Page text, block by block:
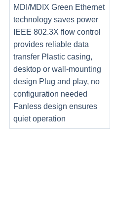
MDI/MDIX Green Ethernet
technology saves power
IEEE 802.3X flow control
provides reliable data
transfer Plastic casing,
desktop or wall-mounting
design Plug and play, no
configuration needed
Fanless design ensures
quiet operation